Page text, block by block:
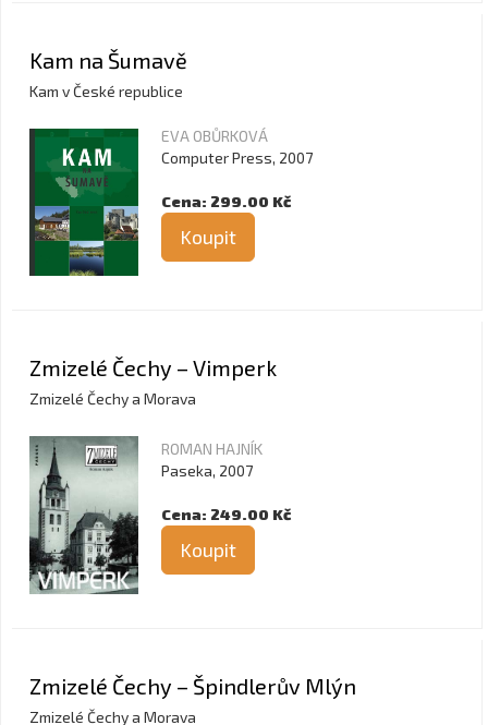
Kam na Šumavě
Kam v České republice
EVA OBŮRKOVÁ
Computer Press, 2007
Cena: 299.00 Kč
Koupit
Zmizelé Čechy – Vimperk
Zmizelé Čechy a Morava
ROMAN HAJNÍK
Paseka, 2007
Cena: 249.00 Kč
Koupit
Zmizelé Čechy – Špindlerův Mlýn
Zmizelé Čechy a Morava